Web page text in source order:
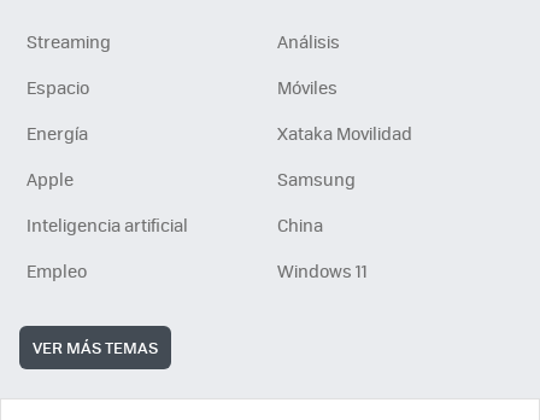
Streaming
Análisis
Espacio
Móviles
Energía
Xataka Movilidad
Apple
Samsung
Inteligencia artificial
China
Empleo
Windows 11
VER MÁS TEMAS